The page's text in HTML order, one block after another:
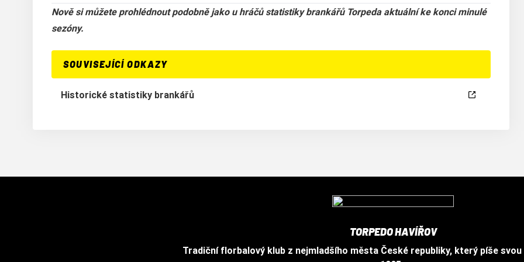
Nově si můžete prohlédnout podobně jako u hráčů statistiky brankářů Torpeda aktuální ke konci minulé
sezóny.
SOUVISEJÍCÍ ODKAZY
Historické statistiky brankářů
TORPEDO HAVÍŘOV
Tradiční florbalový klub z nejmladšího města České republiky, který píše